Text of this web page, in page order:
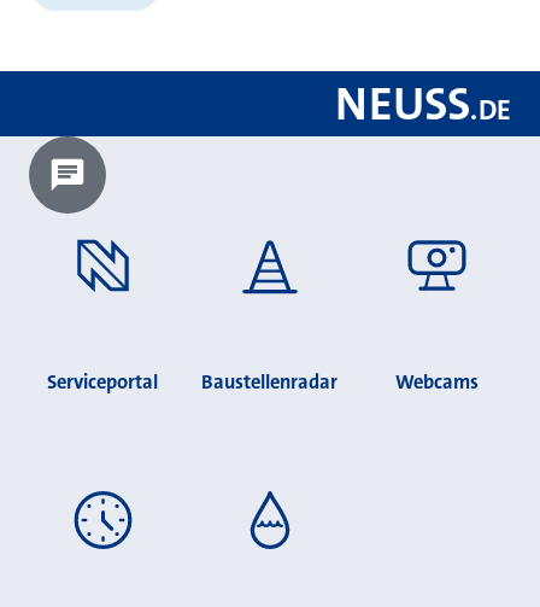
NEUSS.DE
Chatbot laden?
Serviceportal Baustellenradar Webcams